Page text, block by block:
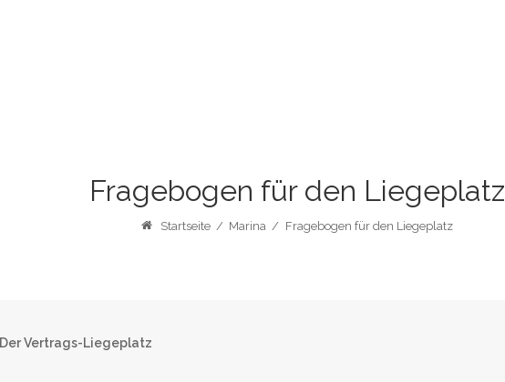
Fragebogen für den Liegeplatz
Startseite / Marina / Fragebogen für den Liegeplatz
Der Vertrags-Liegeplatz